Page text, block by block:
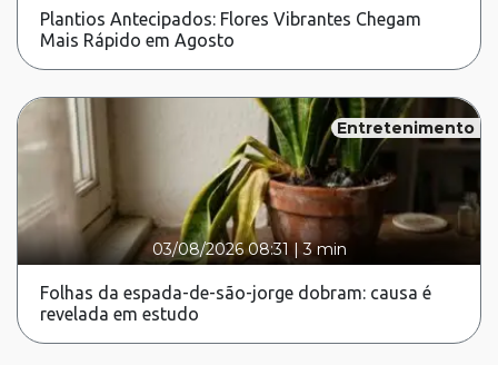
Plantios Antecipados: Flores Vibrantes Chegam
Mais Rápido em Agosto
Entretenimento
03/08/2026 08:31 |3 min
Folhas da espada-de-são-jorge dobram: causa é
revelada em estudo